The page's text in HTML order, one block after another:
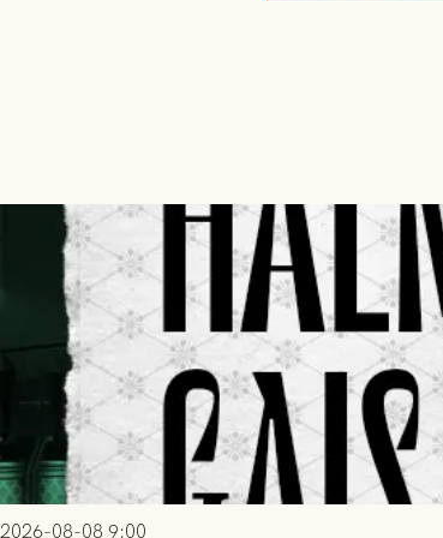
2026-08-08 9:00